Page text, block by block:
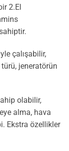
2.El
çalışabilir,
jeneratörün
olabilir,
alma, hava
Ekstra özellikler